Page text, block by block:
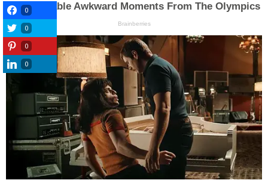
0
0
0
0